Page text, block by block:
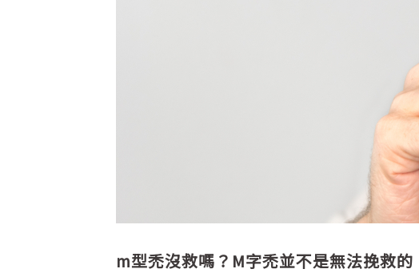
m型禿沒救嗎？M字禿並不是無法挽救的